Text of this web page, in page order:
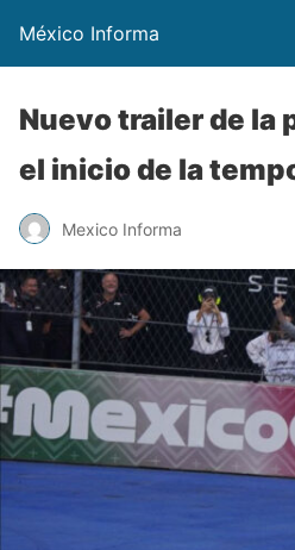
México Informa
Nuevo trailer de la
el inicio de la
Mexico Informa